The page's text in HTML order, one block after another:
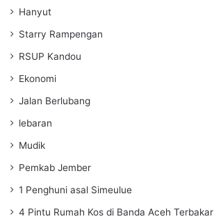
Hanyut
Starry Rampengan
RSUP Kandou
Ekonomi
Jalan Berlubang
lebaran
Mudik
Pemkab Jember
1 Penghuni asal Simeulue
4 Pintu Rumah Kos di Banda Aceh Terbakar